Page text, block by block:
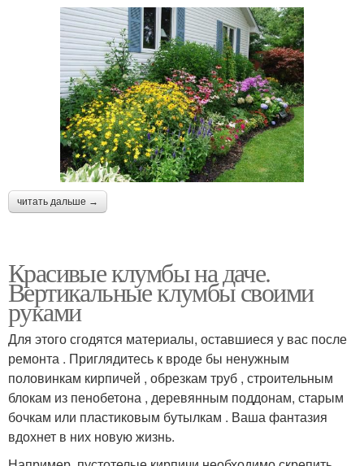
читать дальше →
Красивые клумбы на даче.
Вертикальные клумбы своими
руками
Для этого сгодятся материалы, оставшиеся у вас после
ремонта . Приглядитесь к вроде бы ненужным
половинкам кирпичей , обрезкам труб , строительным
блокам из пенобетона , деревянным поддонам, старым
бочкам или пластиковым бутылкам . Ваша фантазия
вдохнет в них новую жизнь.